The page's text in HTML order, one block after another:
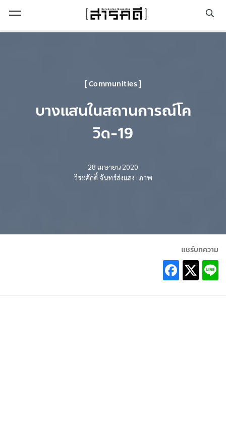
Communities
บางแสนในสถานการณ์โค
วิด-19
28 เมษายน 2020
วีระศักดิ์ จันทร์ส่งแสง : ภาพ
แชร์บทความ